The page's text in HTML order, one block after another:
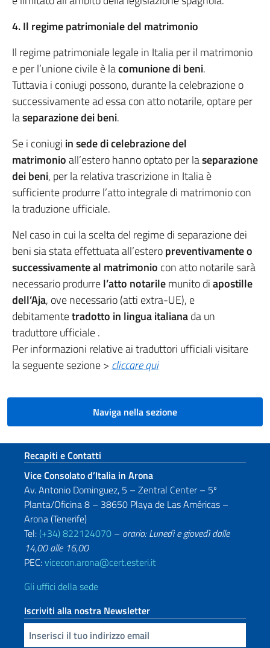
4. Il regime patrimoniale del matrimonio
Il regime patrimoniale legale in Italia per il matrimonio
e per l’unione civile è lacomunione di beni.
Tuttavia i coniugi possono, durante la celebrazione o
successivamente ad essa con atto notarile, optare per
laseparazione dei beni.
Se i coniugi in sede di celebrazione del
matrimonioall’estero hanno optato per laseparazione
dei beni, per la relativa trascrizione in Italia è
sufficiente produrre l’atto integrale di matrimonio con
la traduzione ufficiale.
Nel caso in cui la scelta del regime di separazione dei
beni sia stata effettuata all’esteropreventivamente o
successivamente al matrimonio con atto notarile sarà
necessario produrrel’atto notarilemunito diapostille
dell’Aja, ove necessario (atti extra-UE), e
debitamentetradotto in lingua italianada un
traduttore ufficiale .
Per informazioni relative ai traduttori ufficiali visitare
la seguente sezione > cliccare qui
Naviga nella sezione
Sezione footer
Recapiti e Contatti
Vice Consolato d’Italia in Arona
Av. Antonio Dominguez, 5 – Zentral Center – 5º
Planta/Oficina 8 – 38650 Playa de Las Américas –
Arona (Tenerife)
Tel: (+34) 822124070 – orario: Lunedì e giovedì dalle
14,00 alle 16,00
PEC:vicecon.arona@cert.esteri.it
Gli uffici della sede
Iscriviti alla nostra Newsletter
Inserisci la tua email